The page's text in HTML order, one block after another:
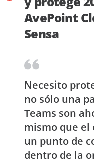
AvePoint
Sensa
Necesito
no sólo una
Teams son
mismo que el
un punto de
dentro de la